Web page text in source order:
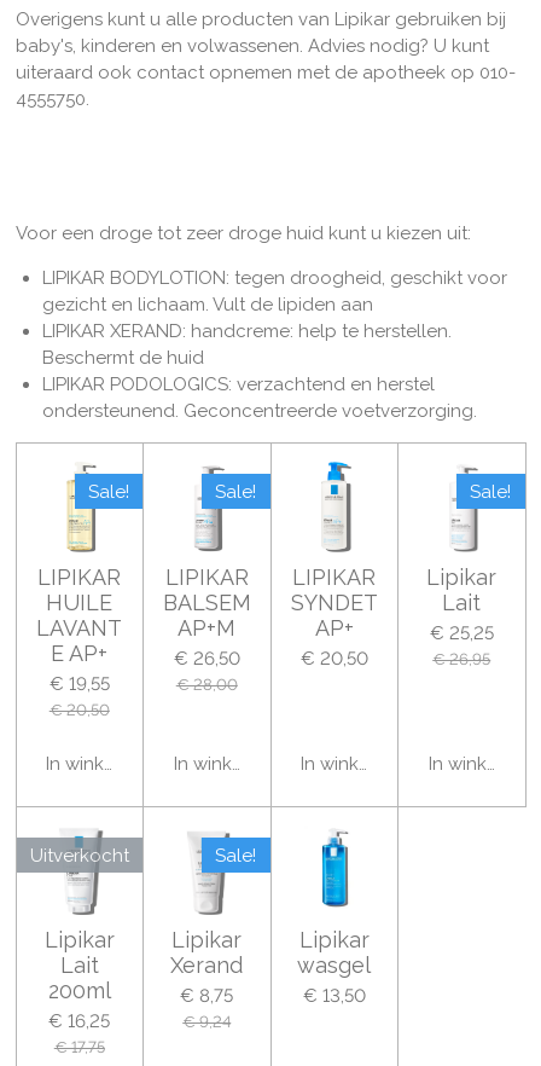
Overigens kunt u alle producten van Lipikar gebruiken bij
baby's, kinderen en volwassenen. Advies nodig? U kunt
uiteraard ook contact opnemen met de apotheek op 010-
4555750.
Voor een droge tot zeer droge huid kunt u kiezen uit:
LIPIKAR BODYLOTION: tegen droogheid, geschikt voor
gezicht en lichaam. Vult de lipiden aan
LIPIKAR XERAND: handcreme: help te herstellen.
Beschermt de huid
LIPIKAR PODOLOGICS: verzachtend en herstel
ondersteunend. Geconcentreerde voetverzorging.
Sale!
LIPIKAR
HUILE
LAVANT
E AP+
€ 19,55
€ 20,50
In winkelwagen
Sale!
LIPIKAR
BALSEM
AP+M
€ 26,50
€ 28,00
In winkelwagen
LIPIKAR
SYNDET
AP+
€ 20,50
In winkelwagen
Sale!
Lipikar
Lait
€ 25,25
€ 26,95
In
Uitverkocht
Lipikar
Lait
200ml
€ 16,25
€ 17,75
Sale!
Lipikar
Xerand
€ 8,75
€ 9,24
Lipikar
wasgel
€ 13,50